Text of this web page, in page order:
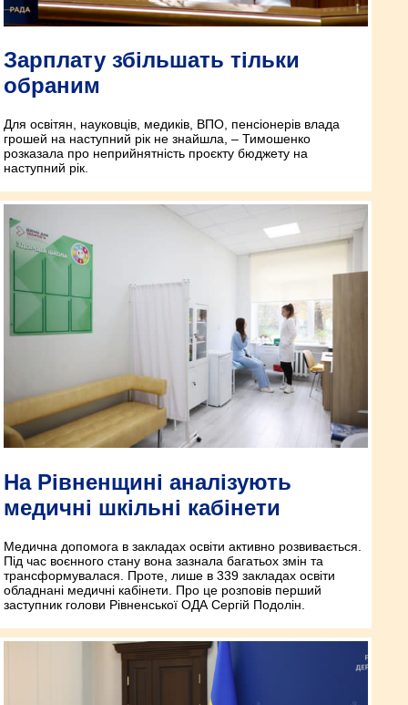
Зарплату збільшать тільки
обраним
Для освітян, науковців, медиків, ВПО, пенсіонерів влада
грошей на наступний рік не знайшла, – Тимошенко
розказала про неприйнятність проєкту бюджету на
наступний рік.
На Рівненщині аналізують
медичні шкільні кабінети
Медична допомога в закладах освіти активно розвивається.
Під час воєнного стану вона зазнала багатьох змін та
трансформувалася. Проте, лише в 339 закладах освіти
обладнані медичні кабінети. Про це розповів перший
заступник голови Рівненської ОДА Сергій Подолін.